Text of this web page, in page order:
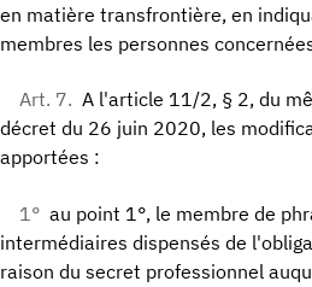
en matière transfrontière, en
membres les personnes
Art. 7. A l'article 11/2, § 2, du
décret du 26 juin 2020, les
apportées :
1° au point 1°, le membre de
intermédiaires dispensés de
raison du secret professionnel